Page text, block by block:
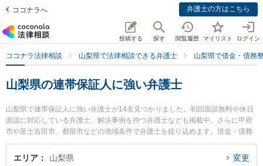
ココナラへ 弁護士の方はこちら
投稿する 探す 閲覧履歴 マイリスト ログイン
ココナラ法律相談 山梨県で法律相談できる弁護士 山梨県で借金・債務
山梨県の連帯保証人に強い弁護士
山梨県で連帯保証人に強い弁護士が14名見つかりました。初回面談無料や休日
面談に対応している弁護士、解決事例を持つ弁護士なども掲載中。さらに甲府
市や富士吉田市、都留市などの地域条件で弁護士を絞り込めます。借金・債務
整理に関係する消費者金融の債務整理やクレジット会社の債務整理、リボ払い
の債務整理等の細かな分野での絞り込み検索もでき便利です。特に弁護士法人A
エリア 山梨県 変更